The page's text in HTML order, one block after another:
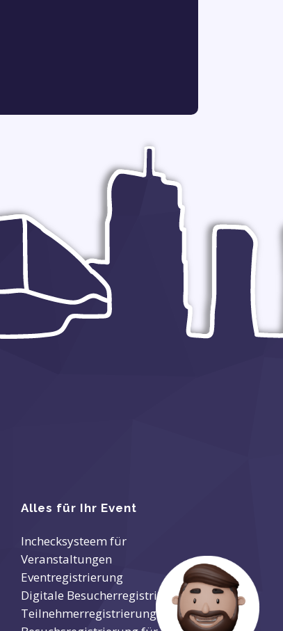
Alles für Ihr Event
Inchecksysteem für
Veranstaltungen
Eventregistrierung
Digitale Besucherregistrierung
Teilnehmerregistrierung